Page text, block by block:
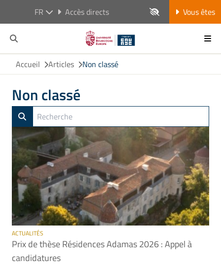
FR Accès directs Vous êtes
Accueil Articles Non classé
Non classé
ACTUALITÉS
Prix de thèse Résidences Adamas 2026 : Appel à
candidatures